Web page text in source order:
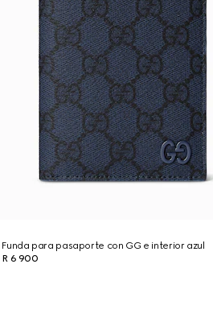
Funda para pasaporte con GG e interior azul
R 6 900